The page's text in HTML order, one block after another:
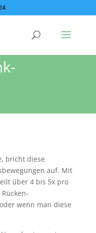
bricht diese
auf. Mit
über 4 bis 5x pro
wenn man diese